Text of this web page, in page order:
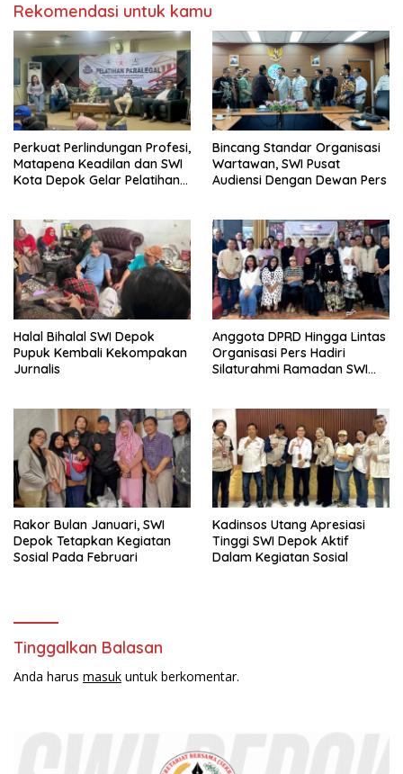
Rekomendasi untuk kamu
Perkuat Perlindungan Profesi,
Matapena Keadilan dan SWI
Kota Depok Gelar Pelatihan
Bincang Standar Organisasi
Wartawan, SWI Pusat
Audiensi Dengan Dewan Pers
Halal Bihalal SWI Depok
Pupuk Kembali Kekompakan
Jurnalis
Anggota DPRD Hingga Lintas
Organisasi Pers Hadiri
Silaturahmi Ramadan SWI
Rakor Bulan Januari, SWI
Depok Tetapkan Kegiatan
Sosial Pada Februari
Kadinsos Utang Apresiasi
Tinggi SWI Depok Aktif
Dalam Kegiatan Sosial
Tinggalkan Balasan
Anda harus masuk untuk berkomentar.